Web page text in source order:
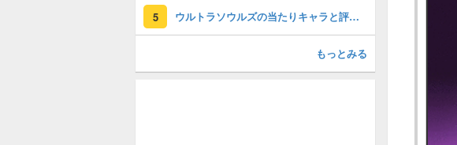
5 ウルトラソウルズの当たりキャラと評価｜引くべき？
もっとみる